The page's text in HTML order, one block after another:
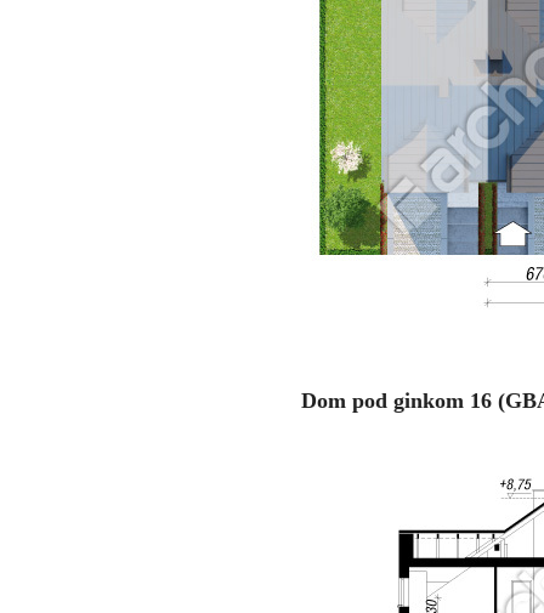
Dom pod ginkom 16